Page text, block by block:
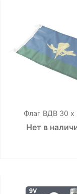
Флаг ВДВ 30 х
Нет в